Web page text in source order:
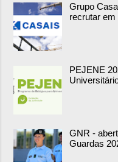
Grupo
recrutar
PEJENE
GNR -
Guardas